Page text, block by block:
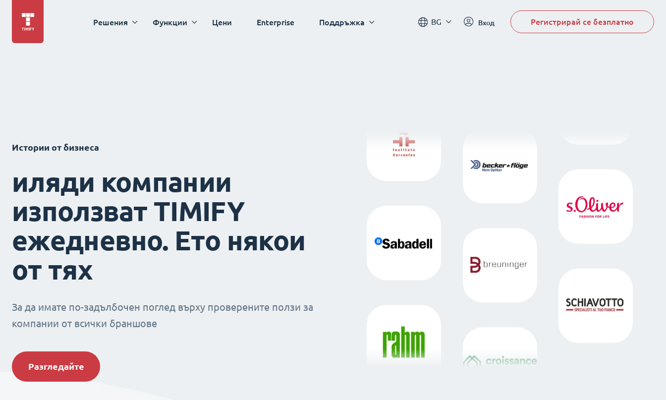
Решения Функции Цени Enterprise Поддръжка BG Вход Регистрирай се безплатно
Истории от бизнеса
иляди компании
използват TIMIFY
ежедневно. Ето някои
от тях
За да имате по-задълбочен поглед върху проверените ползи за
компании от всички браншове
Разгледайте